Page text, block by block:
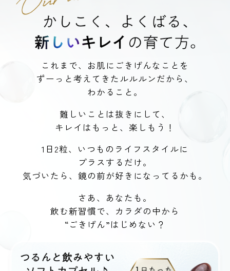
これまで、お肌にごきげんなことを
ずーっと考えてきたルルルンだから、
わかること。
難しいことは抜きにして、
キレイはもっと、楽しもう！
1日2粒、いつものライフスタイルに
プラスするだけ。
気づいたら、鏡の前が好きになってるかも。
さあ、あなたも。
飲む新習慣で、カラダの中から
“ごきげん”はじめない？